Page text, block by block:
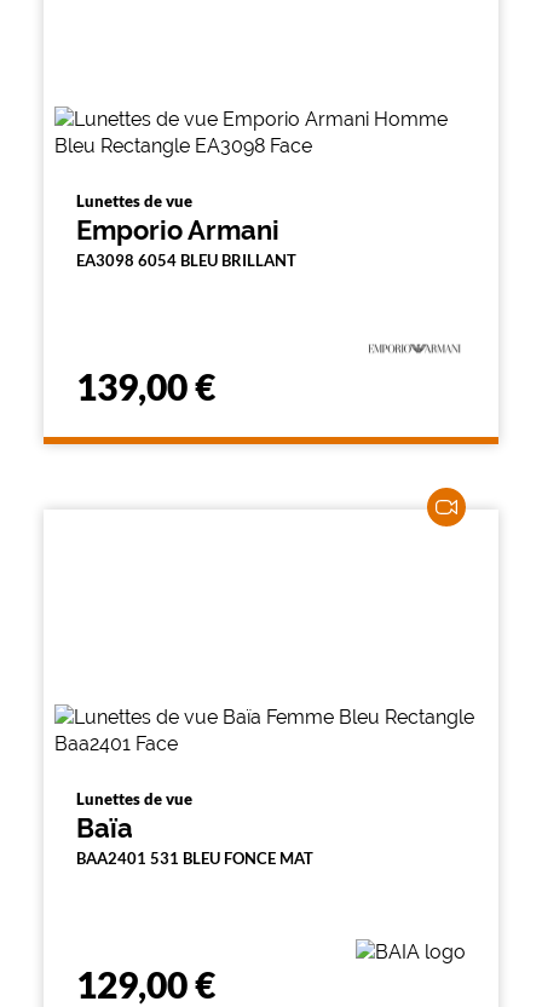
Lunettes de vue
Emporio Armani
EA3098 6054 BLEU BRILLANT
139,00 €
Lunettes de vue
Baïa
BAA2401 531 BLEU FONCE MAT
129,00 €